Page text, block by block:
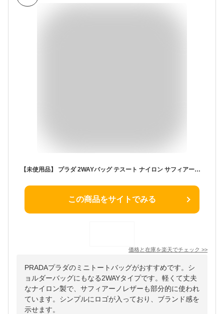
【未使用品】 プラダ 2WAYバッグ テスート ナイロン サフィアーノ レザー メタルロゴ ブラック 黒 プラダ ショルダーバッグ PRADA プラダ ハンドバッグバッグ レディース レタリングロゴ ミニトートバッグ ナイロンショルダーバッグ ハンドバック バック BAG ブランド
この商品をサイトでみる
価格と在庫を楽天でチェック >>
PRADAプラダのミニトートバッグがおすすめです。シ
ョルダーバッグにもなる2WAYタイプです。軽くて丈夫
なナイロン製で、サフィアーノレザーも部分的に使われ
ています。シンプルにロゴが入っており、ブランド感を
示せます。